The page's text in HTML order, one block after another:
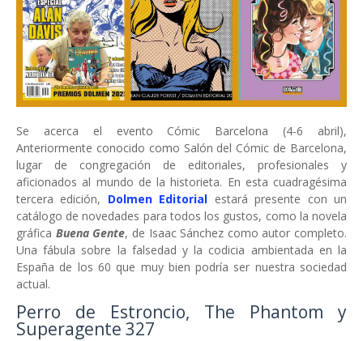
Se acerca el evento Cómic Barcelona (4-6 abril),
Anteriormente conocido como Salón del Cómic de Barcelona,
lugar de congregación de editoriales, profesionales y
aficionados al mundo de la historieta. En esta cuadragésima
tercera edición, Dolmen Editorial estará presente con un
catálogo de novedades para todos los gustos, como la novela
gráfica Buena Gente, de Isaac Sánchez como autor completo.
Una fábula sobre la falsedad y la codicia ambientada en la
España de los 60 que muy bien podría ser nuestra sociedad
actual.
Perro de Estroncio, The Phantom y
Superagente 327